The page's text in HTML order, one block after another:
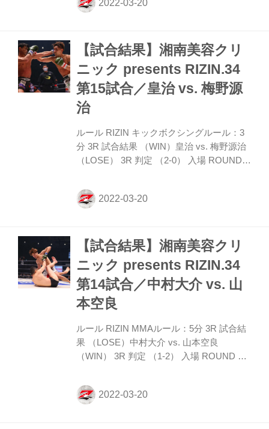
ボディに受けた弥益が転倒。 萩原はジャン
は萩原が体を離し、スタンド戦を要求す
る。 タックルを切られた弥益だが、カーフ
キックを入れ、続いてのタックルから萩原
の背後に回る。 前方に落とされた弥益だ
が、そこから三角絞めに変化。萩原の右腕
を十字に極めてタップさせ勝利した。 勝利
者マイク ...
【試合結果】湘南美容クリ
ニック presents RIZIN.34
第15試合／皇治 vs. 梅野源
治
ルール RIZIN キックボクシングルール：3
分 3R 試合結果 （WIN）皇治 vs. 梅野源治
（LOSE） 3R 判定 （2-0） 入場 ROUND 1
し、梅野は距離を保って左ミドル、左イン
ロー。クリンチの場面で梅野は皇治の頭に
し、梅野は左ミドルと左インローを中心に
蹴りの距離を保とうとする。 皇治が蹴りを
かいくぐって前に来ても梅野はプッシング
して下がらせるが、皇治も右ストレートを
ヒットする。 ROUND 2 梅野の左ミドルに
皇治も右ローを返して応戦。 皇治の前進に
梅野はジ...
【試合結果】湘南美容クリ
ニック presents RIZIN.34
第14試合／中村大介 vs. 山
本空良
ルール RIZIN MMAルール：5分 3R 試合結
果 （LOSE）中村大介 vs. 山本空良
（WIN） 3R 判定 （1-2） 入場 ROUND 1
ジャブと放つ山本のパンチを中村は頭を振
り目先でかわしていく。 中村は手を下げた